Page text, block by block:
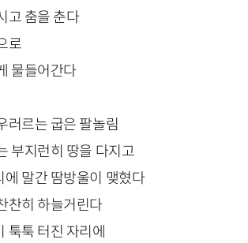
고 춤을 춘다
로
물들어간다
러르는 굽은 팔놀림
부지런히 땅을 다지고
에 말간 땀방울이 맺혔다
찬히 하늘거린다
툭툭 터진 자리에